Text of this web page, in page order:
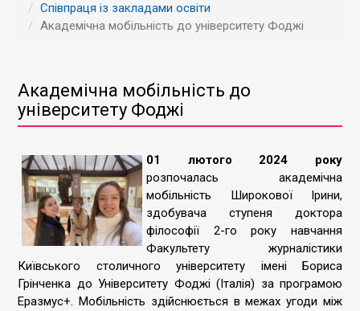
Співпраця із закладами освіти
Академічна мобільність до університету Фоджі
Академічна мобільність до
університету Фоджі
01 лютого 2024 року
розпочалась академічна
мобільність Широкової Ірини,
здобувача ступеня доктора
філософії 2-го року навчання
Факультету журналістики
Київського столичного університету імені Бориса
Грінченка до Університету Фоджі (Італія) за програмою
Еразмус+. Мобільність здійснюється в межах угоди між